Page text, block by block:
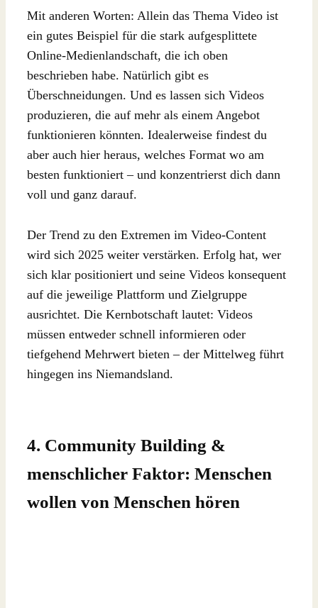
Mit anderen Worten: Allein das Thema Video ist
ein gutes Beispiel für die stark aufgesplittete
Online-Medienlandschaft, die ich oben
beschrieben habe. Natürlich gibt es
Überschneidungen. Und es lassen sich Videos
produzieren, die auf mehr als einem Angebot
funktionieren könnten. Idealerweise findest du
aber auch hier heraus, welches Format wo am
besten funktioniert – und konzentrierst dich dann
voll und ganz darauf.
Der Trend zu den Extremen im Video-Content
wird sich 2025 weiter verstärken. Erfolg hat, wer
sich klar positioniert und seine Videos konsequent
auf die jeweilige Plattform und Zielgruppe
ausrichtet. Die Kernbotschaft lautet: Videos
müssen entweder schnell informieren oder
tiefgehend Mehrwert bieten – der Mittelweg führt
hingegen ins Niemandsland.
4. Community Building &
menschlicher Faktor: Menschen
wollen von Menschen hören